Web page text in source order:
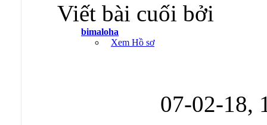
Viết bài cuối bởi
bimaloha
Xem Hồ sơ
07-02-18,